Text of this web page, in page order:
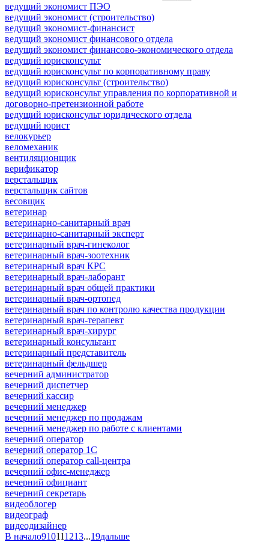
ведущий экономист ПЭО
ведущий экономист (строительство)
ведущий экономист-финансист
ведущий экономист финансового отдела
ведущий экономист финансово-экономического отдела
ведущий юрисконсульт
ведущий юрисконсульт по корпоративному праву
ведущий юрисконсульт (строительство)
ведущий юрисконсульт управления по корпоративной и
договорно-претензионной работе
ведущий юрисконсульт юридического отдела
ведущий юрист
велокурьер
веломеханик
вентиляционщик
верификатор
верстальщик
верстальщик сайтов
весовщик
ветеринар
ветеринарно-санитарный врач
ветеринарно-санитарный эксперт
ветеринарный врач-гинеколог
ветеринарный врач-зоотехник
ветеринарный врач КРС
ветеринарный врач-лаборант
ветеринарный врач общей практики
ветеринарный врач-ортопед
ветеринарный врач по контролю качества продукции
ветеринарный врач-терапевт
ветеринарный врач-хирург
ветеринарный консультант
ветеринарный представитель
ветеринарный фельдшер
вечерний администратор
вечерний диспетчер
вечерний кассир
вечерний менеджер
вечерний менеджер по продажам
вечерний менеджер по работе с клиентами
вечерний оператор
вечерний оператор 1С
вечерний оператор call-центра
вечерний офис-менеджер
вечерний официант
вечерний секретарь
видеоблогер
видеограф
видеодизайнер
В начало910111213...19дальше